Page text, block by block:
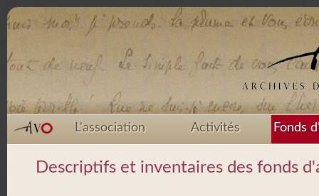
L'association Activités Fonds
Descriptifs et inventaires des fonds